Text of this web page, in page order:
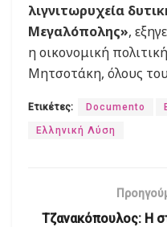
λιγνιτωρυχεία
Μεγαλόπολης»,
η οικονομική
Μητσοτάκη, όλους
Ετικέτες: Documento
Ελληνική Λύση
Τζανακόπουλος: Η